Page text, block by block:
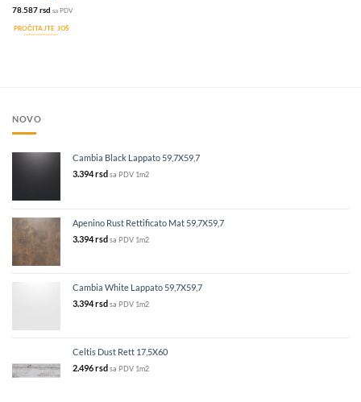
78.587rsd sa PDV
PROČITAJTE JOŠ
NOVO
Cambia Black Lappato 59,7X59,7
3.394rsdsa PDV 1m2
Apenino Rust Rettificato Mat 59,7X59,7
3.394rsdsa PDV 1m2
Cambia White Lappato 59,7X59,7
3.394rsdsa PDV 1m2
Celtis Dust Rett 17,5X60
2.496rsdsa PDV 1m2